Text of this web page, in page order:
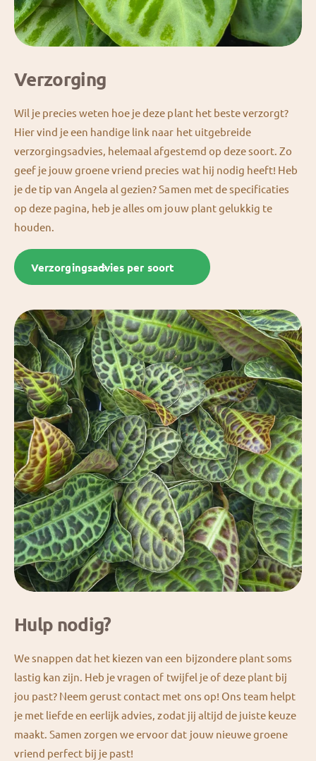
Verzorging
Wil je precies weten hoe je deze plant het beste verzorgt?
Hier vind je een handige link naar het uitgebreide
verzorgingsadvies, helemaal afgestemd op deze soort. Zo
geef je jouw groene vriend precies wat hij nodig heeft! Heb
je de tip van Angela al gezien? Samen met de specificaties
op deze pagina, heb je alles om jouw plant gelukkig te
houden.
Verzorgingsadvies per soort
Hulp nodig?
We snappen dat het kiezen van een bijzondere plant soms
lastig kan zijn. Heb je vragen of twijfel je of deze plant bij
jou past? Neem gerust contact met ons op! Ons team helpt
je met liefde en eerlijk advies, zodat jij altijd de juiste keuze
maakt. Samen zorgen we ervoor dat jouw nieuwe groene
vriend perfect bij je past!